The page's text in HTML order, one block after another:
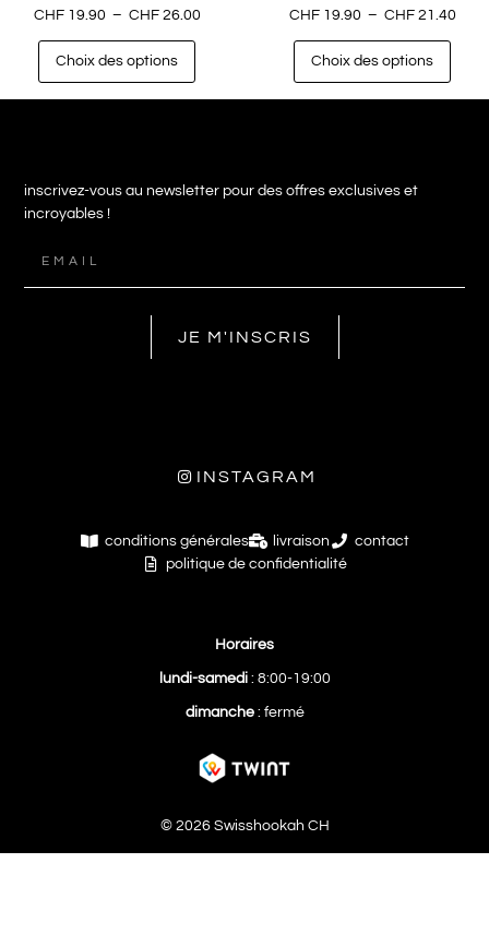
CHF19.90 – CHF26.00
Choix des options
CHF19.90 – CHF21.40
Choix des options
inscrivez-vous au newsletter pour des offres exclusives et
incroyables !
JE M'INSCRIS
INSTAGRAM
conditions générales livraison
contact
politique de confidentialité
Horaires
lundi-samedi: 8:00-19:00
dimanche: fermé
© 2026 Swisshookah CH